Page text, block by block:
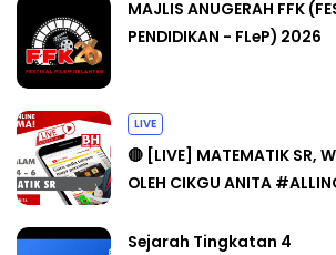
MAJLIS ANUGERAH FFK
PENDIDIKAN - FLeP) 2026
LIVE
🔴 [LIVE] MATEMATIK SR,
OLEH CIKGU ANITA
Sejarah Tingkatan 4